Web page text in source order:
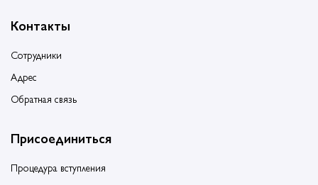
Контакты
Сотрудники
Адрес
Обратная связь
Присоединиться
Процедура вступления